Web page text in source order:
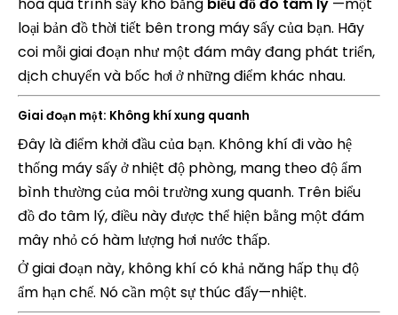
loại bản đồ thời tiết bên trong máy sấy của bạn. Hãy
coi mỗi giai đoạn như một đám mây đang phát triển,
dịch chuyển và bốc hơi ở những điểm khác nhau.
Giai đoạn một: Không khí xung quanh
Đây là điểm khởi đầu của bạn. Không khí đi vào hệ
thống máy sấy ở nhiệt độ phòng, mang theo độ ẩm
bình thường của môi trường xung quanh. Trên biểu
đồ đo tâm lý, điều này được thể hiện bằng một đám
mây nhỏ có hàm lượng hơi nước thấp.
Ở giai đoạn này, không khí có khả năng hấp thụ độ
ẩm hạn chế. Nó cần một sự thúc đẩy—nhiệt.